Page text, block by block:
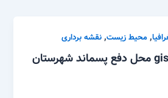
,محیط زیست,نقشه برداری
تحقیق مکان یابی gis محل دفع پسماند شهرستان